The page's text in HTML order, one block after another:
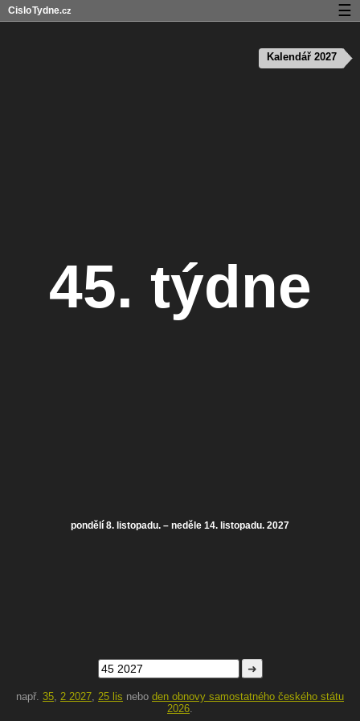
45. týdne
pondělí 8. listopadu. – neděle 14. listopadu. 2027
➜
např. 35, 2 2027, 25 lis nebo den obnovy samostatného českého státu
2026.
Kalendář 2027
CisloTydne.cz ☰